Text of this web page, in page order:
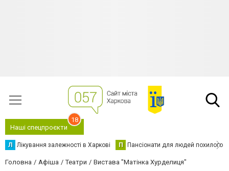
Наші спецпроєкти
18
Л Лікування залежності в Харкові П Пансіонати для людей похилого
Головна Афіша Театри Вистава "Матінка Хурделиця"